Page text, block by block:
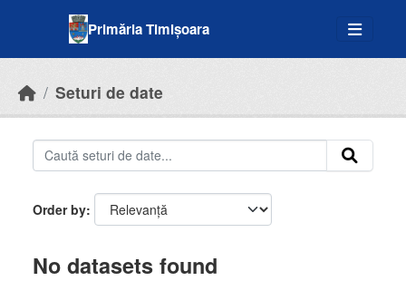
Primăria Timișoara
Seturi de date
Order by
No datasets found